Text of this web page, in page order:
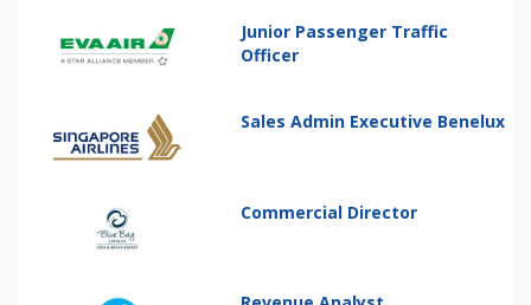
Junior Passenger Traffic
Officer
Sales Admin Executive Benelux
Commercial Director